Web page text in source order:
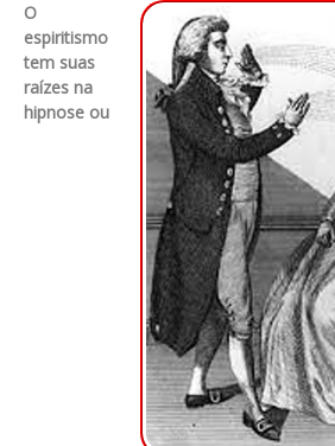
O
espiritismo
tem suas
raízes na
hipnose ou